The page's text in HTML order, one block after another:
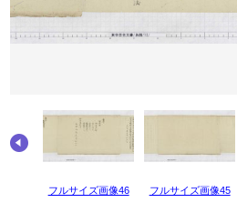
フルサイズ画像46 フルサイズ画像45